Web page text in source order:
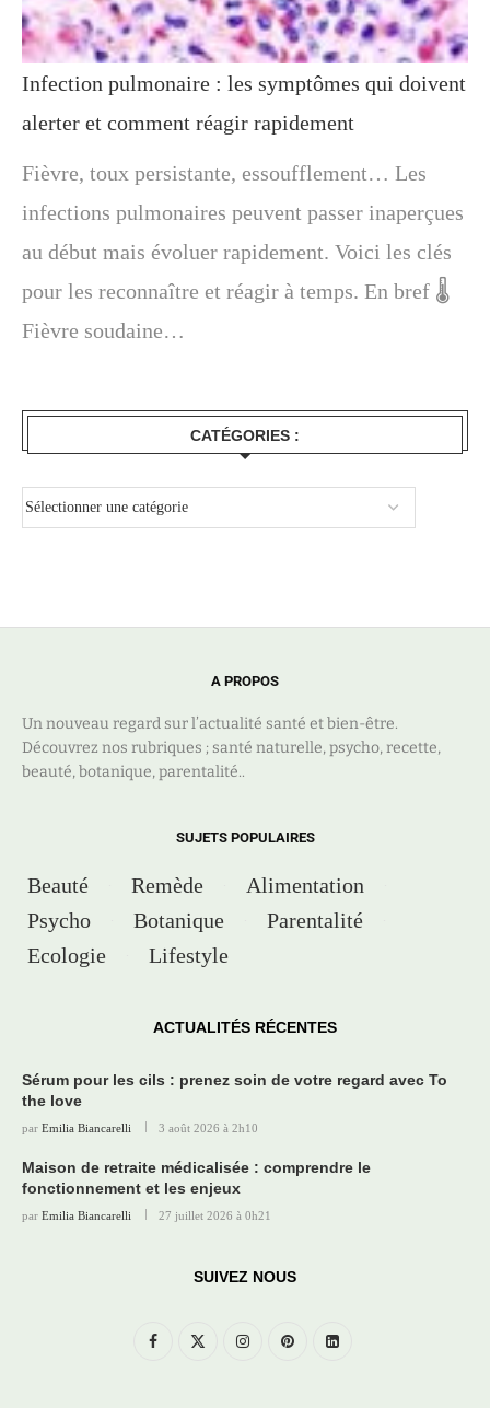
Infection pulmonaire : les symptômes qui doivent
alerter et comment réagir rapidement
Fièvre, toux persistante, essoufflement… Les
infections pulmonaires peuvent passer inaperçues
au début mais évoluer rapidement. Voici les clés
pour les reconnaître et réagir à temps. En bref 🌡️
Fièvre soudaine…
CATÉGORIES :
A PROPOS
Un nouveau regard sur l’actualité santé et bien-être.
Découvrez nos rubriques ; santé naturelle, psycho, recette,
beauté, botanique, parentalité..
SUJETS POPULAIRES
Beauté Remède
Alimentation
Psycho
Botanique
Parentalité
Ecologie
Lifestyle
ACTUALITÉS RÉCENTES
Sérum pour les cils : prenez soin de votre regard avec To
the love
par Emilia Biancarelli 3 août 2026 à 2h10
Maison de retraite médicalisée : comprendre le
fonctionnement et les enjeux
par Emilia Biancarelli 27 juillet 2026 à 0h21
SUIVEZ NOUS